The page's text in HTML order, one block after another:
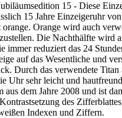
15 - Diese
15 Jahre Einzeigeruhr
orange. Orange wird auch
Die Nachthälfte wird
immer reduziert das 24
auf das Wesentliche und
Durch das verwendete Titan
Uhr sehr leicht und
aus dem Jahre 2008 und ist
des
Indexen und Ziffern.